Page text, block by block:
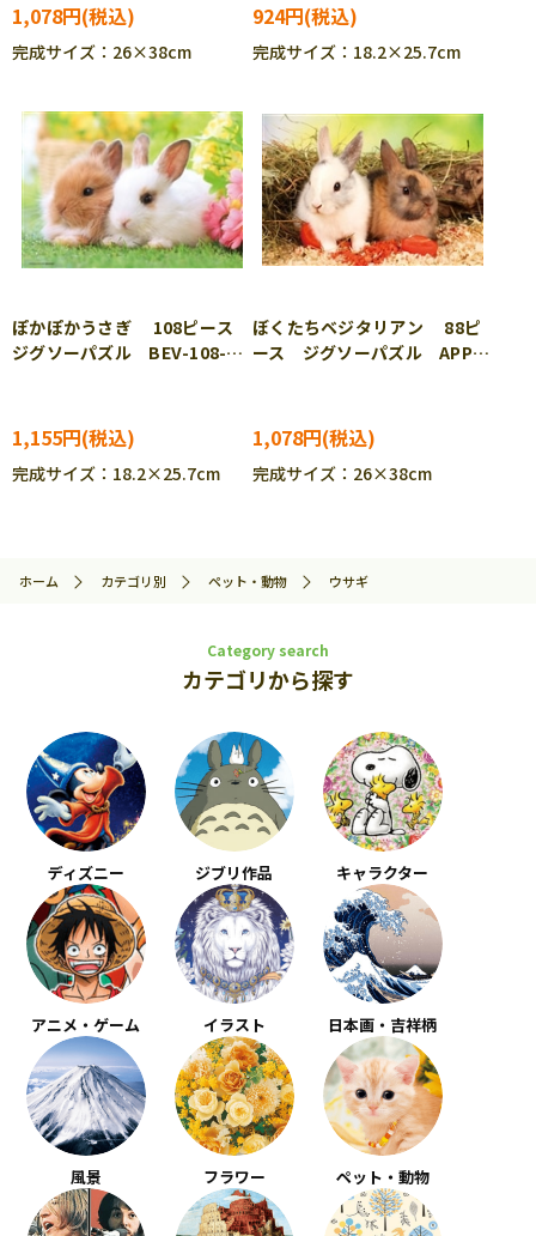
1,078円
完成サイズ：26×38cm
924円
完成サイズ：18.2×25.7cm
ぽかぽかうさぎ 108ピース
ジグソーパズル BEV-108-
1,155円
完成サイズ：18.2×25.7cm
ぼくたちベジタリアン 88ピ
ース ジグソーパズル APP-
1,078円
完成サイズ：26×38cm
ホーム カテゴリ別 ペット・動物 ウサギ
Category search
カテゴリから探す
ディズニー ジブリ作品 キャラクター
アニメ・ゲーム イラスト 日本画・吉祥柄
風景 フラワー ペット・動物